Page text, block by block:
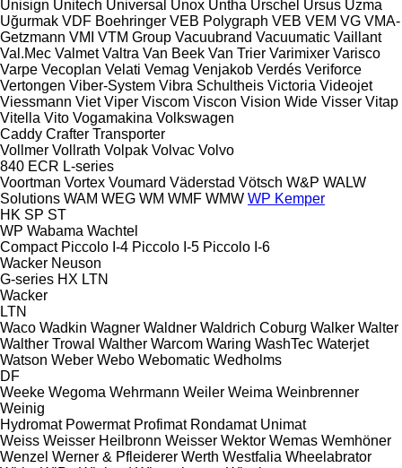
Unisign Unitech Universal Unox Untha Urschel Ursus Uzma
Uğurmak VDF Boehringer VEB Polygraph VEB VEM VG VMA-
Getzmann VMI VTM Group Vacuubrand Vacuumatic Vaillant
Val.Mec Valmet Valtra Van Beek Van Trier Varimixer Varisco
Varpe Vecoplan Velati Vemag Venjakob Verdés Veriforce
Vertongen Viber-System Vibra Schultheis Victoria Videojet
Viessmann Viet Viper Viscom Viscon Vision Wide Visser Vitap
Vitella Vito Vogamakina Volkswagen
Caddy Crafter Transporter
Vollmer Vollrath Volpak Volvac Volvo
840 ECR L-series
Voortman Vortex Voumard Väderstad Vötsch W&P WALW
Solutions WAM WEG WM WMF WMW WP Kemper
HK SP ST
WP Wabama Wachtel
Compact Piccolo I-4 Piccolo I-5 Piccolo I-6
Wacker Neuson
G-series HX LTN
Wacker
LTN
Waco Wadkin Wagner Waldner Waldrich Coburg Walker Walter
Walther Trowal Walther Warcom Waring WashTec Waterjet
Watson Weber Webo Webomatic Wedholms
DF
Weeke Wegoma Wehrmann Weiler Weima Weinbrenner
Weinig
Hydromat Powermat Profimat Rondamat Unimat
Weiss Weisser Heilbronn Weisser Wektor Wemas Wemhöner
Wenzel Werner & Pfleiderer Werth Westfalia Wheelabrator